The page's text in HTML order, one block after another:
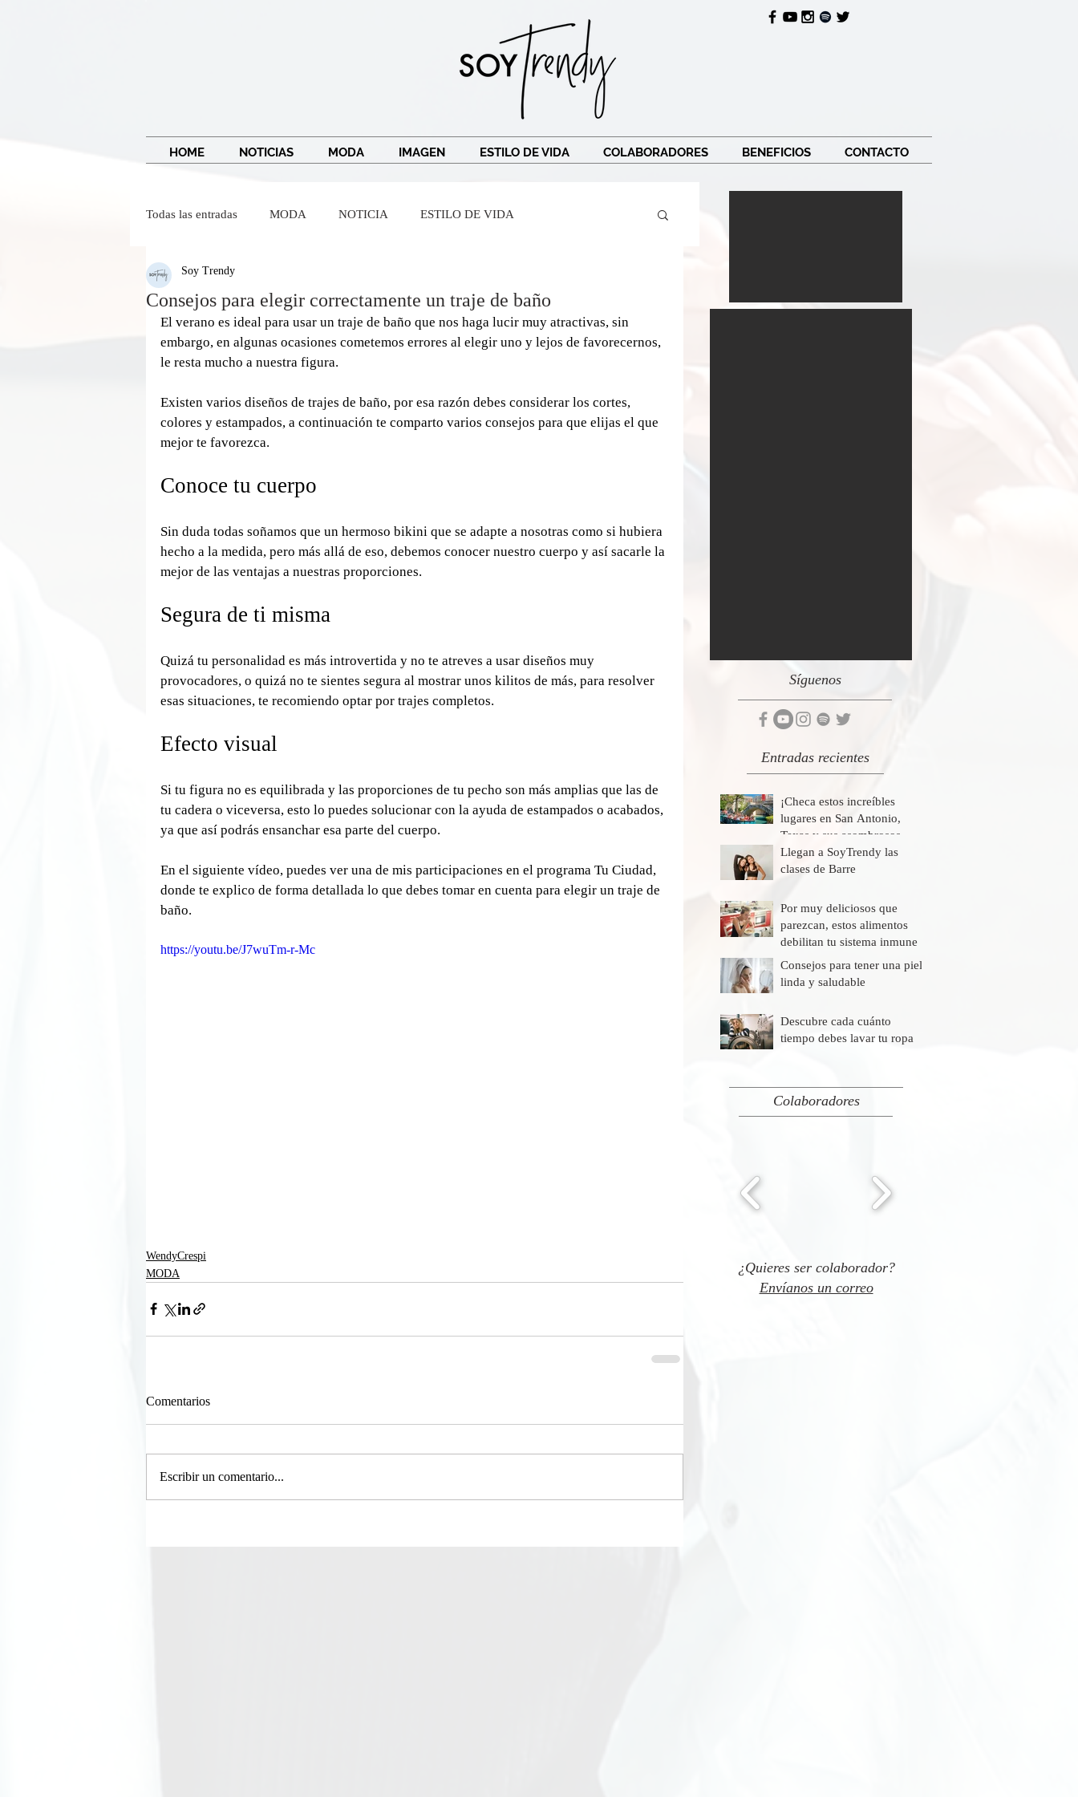
HOME NOTICIAS MODA IMAGEN ESTILO DE VIDA COLABORADORES BENEFICIOS CONTACTO
Todas las entradas MODA NOTICIA ESTILO DE VIDA
IMAGEN Y BELLEZA
Dr Federico Baena Q Salvador Mairena BarreAndTribe TRAVEL
Consejos para elegir correctamente un traje de baño
Soy Trendy
El verano es ideal para usar un traje de baño que nos haga lucir muy atractivas, sin
embargo, en algunas ocasiones cometemos errores al elegir uno y lejos de favorecernos,
le resta mucho a nuestra figura.
Existen varios diseños de trajes de baño, por esa razón debes considerar los cortes,
colores y estampados, a continuación te comparto varios consejos para que elijas el que
mejor te favorezca.
Conoce tu cuerpo
Sin duda todas soñamos que un hermoso bikini que se adapte a nosotras como si hubiera
hecho a la medida, pero más allá de eso, debemos conocer nuestro cuerpo y así sacarle la
mejor de las ventajas a nuestras proporciones.
Segura de ti misma
Quizá tu personalidad es más introvertida y no te atreves a usar diseños muy
provocadores, o quizá no te sientes segura al mostrar unos kilitos de más, para resolver
esas situaciones, te recomiendo optar por trajes completos.
Efecto visual
Si tu figura no es equilibrada y las proporciones de tu pecho son más amplias que las de
tu cadera o viceversa, esto lo puedes solucionar con la ayuda de estampados o acabados,
ya que así podrás ensanchar esa parte del cuerpo.
En el siguiente vídeo, puedes ver una de mis participaciones en el programa Tu Ciudad,
donde te explico de forma detallada lo que debes tomar en cuenta para elegir un traje de
baño.
https://youtu.be/J7wuTm-r-Mc
WendyCrespi
MODA
Comentarios
Escribir un comentario...
Síguenos
Entradas recientes
¡Checa estos increíbles
lugares en San Antonio,
Texas y sus asombrosos
descuentos!
Llegan a SoyTrendy las
clases de Barre
Por muy deliciosos que
parezcan, estos alimentos
debilitan tu sistema inmune
Consejos para tener una piel
linda y saludable
Descubre cada cuánto
tiempo debes lavar tu ropa
Colaboradores
¿Quieres ser colaborador?
Envíanos un correo